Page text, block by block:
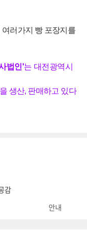
러가지 빵 포장지를
법인'는 대전광역시
을 생산, 판매하고 있다
감
안내